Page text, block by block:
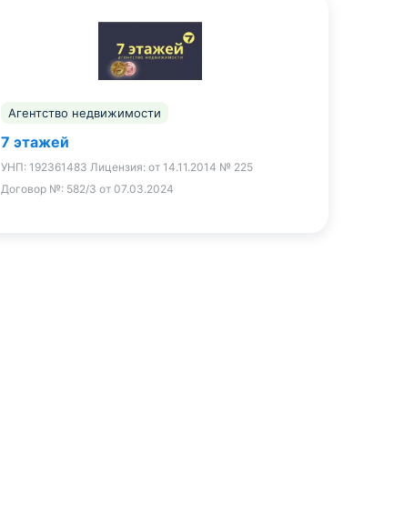
Агентство недвижимости
7 этажей
УНП: 192361483 Лицензия: от 14.11.2014 № 225
Договор №: 582/3 от 07.03.2024